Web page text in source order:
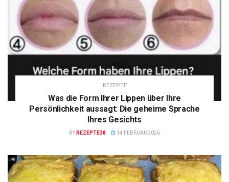
REZEPTE
Was die Form Ihrer Lippen über Ihre
Persönlichkeit aussagt: Die geheime Sprache
Ihres Gesichts
BY REZEPTE38 14 FEBRUAR 2026